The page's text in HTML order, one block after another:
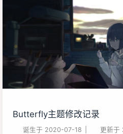
Butterfly主题修改记录
诞生于 2020-07-18 更新于